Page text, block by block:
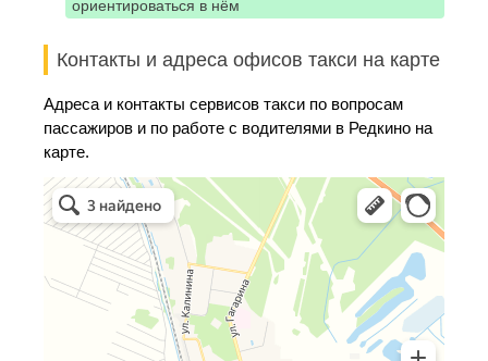
ориентироваться в нём
Контакты и адреса офисов такси на карте
Адреса и контакты сервисов такси по вопросам
пассажиров и по работе с водителями в Редкино на
карте.